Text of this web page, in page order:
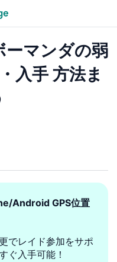
ーマンダの弱
入手 方法ま
Android GPS位置
でレイド参加をサポ
ぐ入手可能！